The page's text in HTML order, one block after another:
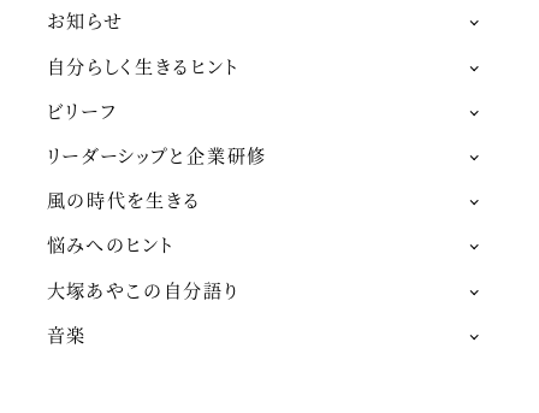
お知らせ
自分らしく生きるヒント
ビリーフ
リーダーシップと企業研修
風の時代を生きる
悩みへのヒント
大塚あやこの自分語り
音楽